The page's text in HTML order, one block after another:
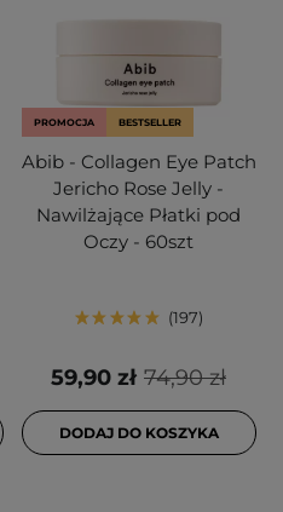
PROMOCJA BESTSELLER
Abib - Collagen Eye Patch
Jericho Rose Jelly -
Nawilżające Płatki pod
Oczy - 60szt
197
74,90 zł
59,90 zł
DODAJ DO KOSZYKA